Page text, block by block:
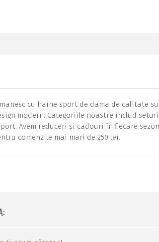
cu haine sport de dama de calitate
modern. Categoriile noastre includ
Avem reduceri și cadouri în fiecare
comenzile mai mari de 250 lei.